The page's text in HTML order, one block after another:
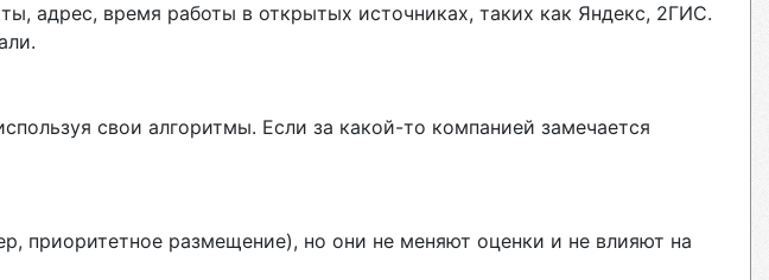
адрес, время работы в открытых источниках, таких как Яндекс, 2ГИС.
свои алгоритмы. Если за какой-то компанией замечается
приоритетное размещение), но они не меняют оценки и не влияют на